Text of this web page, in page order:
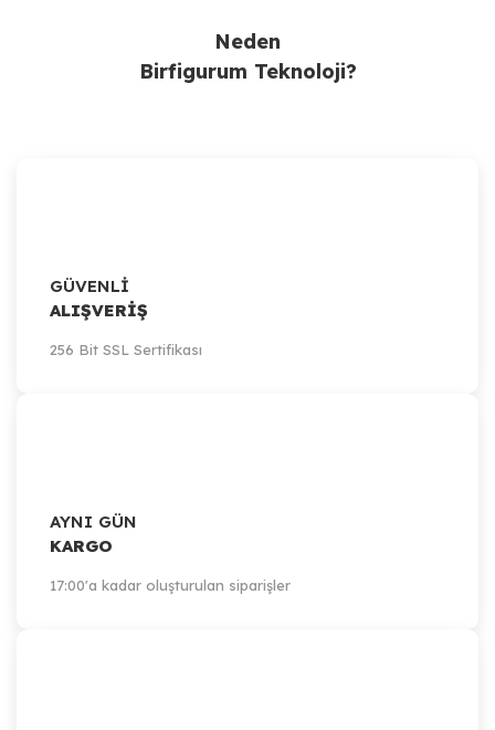
Neden
Birfigurum Teknoloji?
GÜVENLİ
ALIŞVERİŞ
256 Bit SSL Sertifikası
AYNI GÜN
KARGO
17:00'a kadar oluşturulan siparişler